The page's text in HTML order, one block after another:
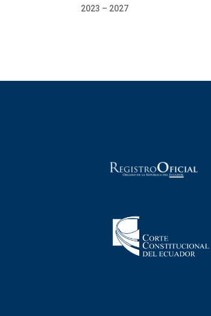
2023 – 2027